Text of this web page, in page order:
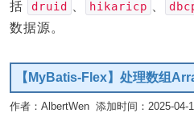
括
druid hikaricp
数据源。
【MyBatis-Flex】处理数组
作者：AlbertWen 添加时间：2025-04-